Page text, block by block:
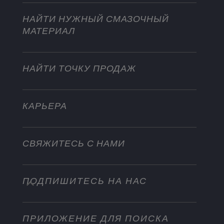
Мотоциклы и квадроциклы
Стать дистрибьютором
Мотоциклы
Для тяжелых режимов эксплуатации
НАЙТИ НУЖНЫЙ СМАЗОЧНЫЙ
МАТЕРИАЛ
НАЙТИ ТОЧКУ ПРОДАЖ
КАРЬЕРА
СВЯЖИТЕСЬ С НАМИ
info@championlubes.com
+32 3 870 00 20
ПОДПИШИТЕСЬ НА НАС
ПРИЛОЖЕНИЕ ДЛЯ ПОИСКА